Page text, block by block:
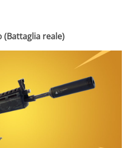
(Battaglia reale)